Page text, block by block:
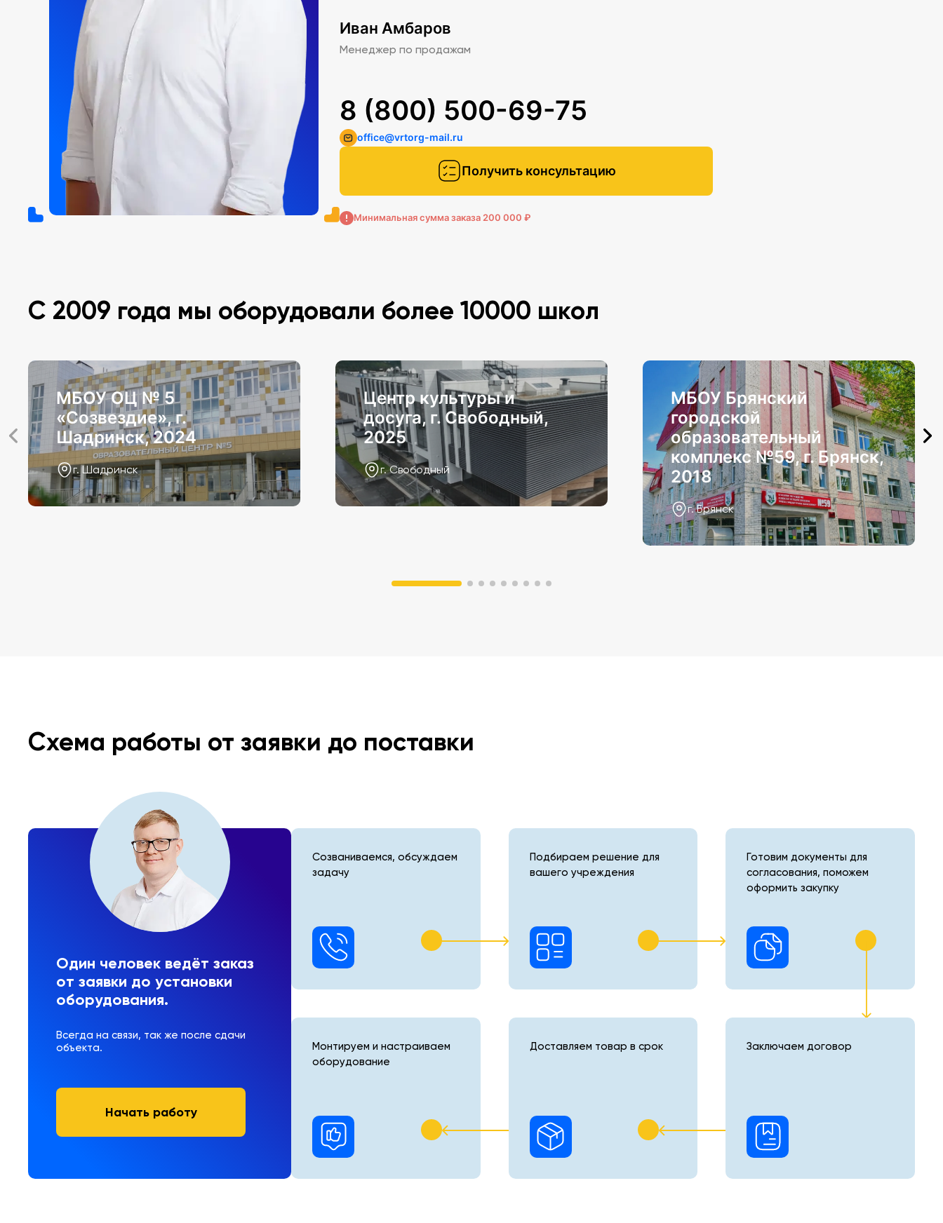
Иван Амбаров
Менеджер по продажам
Получить консультацию
8 (800) 500-69-75
office@vrtorg-mail.ru
Минимальная сумма заказа 200 000 ₽
С 2009 года мы оборудовали более 10000 школ
МБОУ ОЦ № 5
«Созвездие», г.
Шадринск, 2024
г. Шадринск
Центр культуры и
досуга, г. Свободный,
2025
г. Свободный
МБОУ Брянский
городской
образовательный
комплекс №59, г. Брянск,
2018
г. Брянск
Схема работы от заявки до поставки
Один человек ведёт заказ
от заявки до установки
оборудования.
Всегда на связи, так же после сдачи
объекта.
Начать работу
Созваниваемся, обсуждаем
задачу
Подбираем решение для
вашего учреждения
Готовим документы для
согласования, поможем
оформить закупку
Монтируем и настраиваем
оборудование
Доставляем товар в срок Заключаем договор